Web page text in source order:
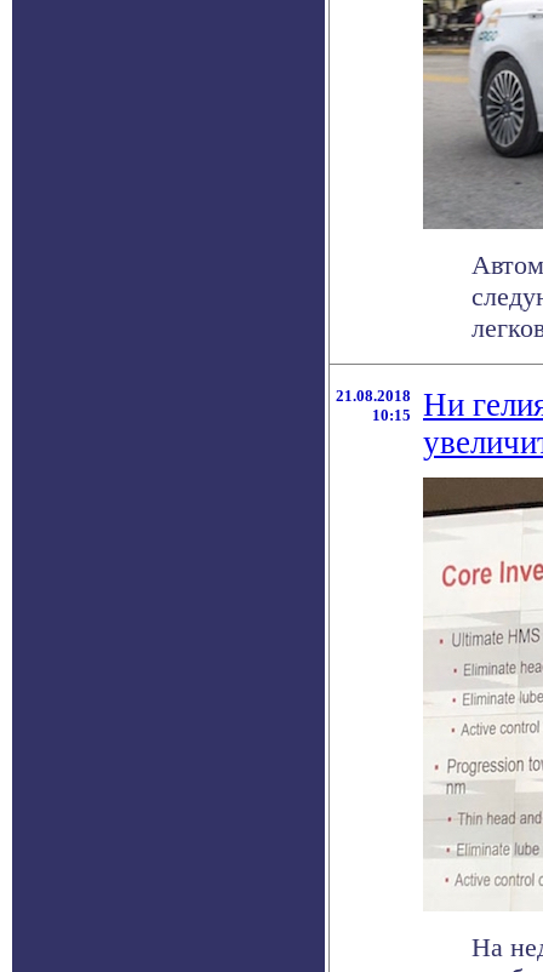
21.08.2018
10:15
Ни
На